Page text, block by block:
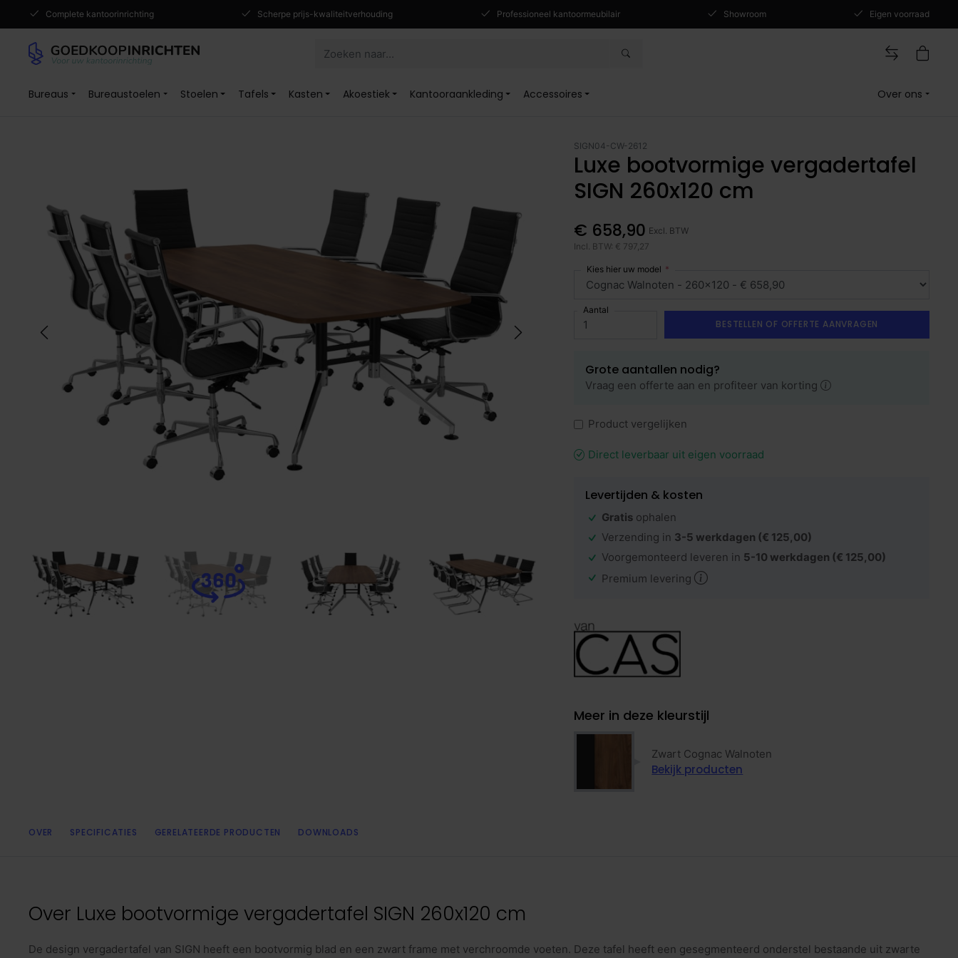
Complete kantoorinrichting Scherpe prijs-kwaliteitverhouding Professioneel kantoormeubilair Showroom Eigen voorraad
Bureaus Bureaustoelen Stoelen Tafels Kasten Akoestiek Kantooraankleding Accessoires Over ons
SIGN04-CW-2612
Luxe bootvormige vergadertafel
SIGN 260x120 cm
€ 658,90 Excl. BTW
Incl. BTW: € 797,27
Kies hier uw model
Aantal
BESTELLEN OF OFFERTE AANVRAGEN
Grote aantallen nodig?
Vraag een offerte aan en profiteer van korting
Product vergelijken
Direct leverbaar uit eigen voorraad
Levertijden & kosten
Gratis ophalen
Verzending in 3-5 werkdagen (€ 125,00)
Voorgemonteerd leveren in 5-10 werkdagen (€ 125,00)
Premium levering
Meer in deze kleurstijl
Zwart Cognac Walnoten
Bekijk producten
OVER SPECIFICATIES GERELATEERDE PRODUCTEN DOWNLOADS
Over Luxe bootvormige vergadertafel SIGN 260x120 cm
De design vergadertafel van SIGN heeft een bootvormig blad en een zwart frame met verchroomde voeten. Deze tafel heeft een gesegmenteerd onderstel bestaande uit zwarte